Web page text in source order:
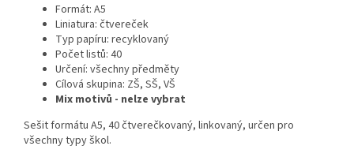
Formát: A5
Liniatura: čtvereček
Typ papíru: recyklovaný
Počet listů: 40
Určení: všechny předměty
Cílová skupina: ZŠ, SŠ, VŠ
Mix motivů - nelze vybrat
Sešit formátu A5, 40 čtverečkovaný, linkovaný, určen pro
všechny typy škol.